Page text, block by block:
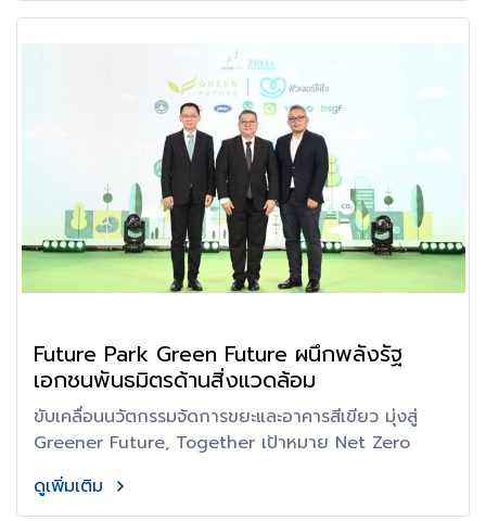
Future Park Green Future ผนึกพลังรัฐ
เอกชนพันธมิตรด้านสิ่งแวดล้อม
ขับเคลื่อนนวัตกรรมจัดการขยะและอาคารสีเขียว มุ่งสู่
Greener Future, Together เป้าหมาย Net Zero
ดูเพิ่มเติม